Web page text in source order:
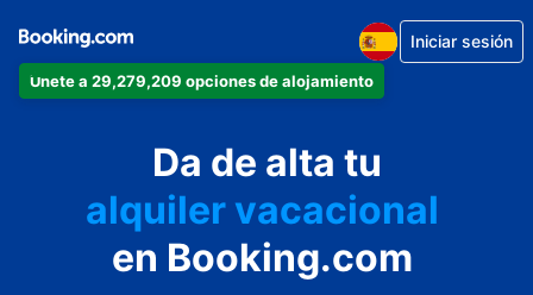
Únete a 29,279,209 opciones de alojamiento
Iniciar sesión
Da de alta tu
apartamento
hotel
alquiler vacacional
hostal o pensión
en Booking.com